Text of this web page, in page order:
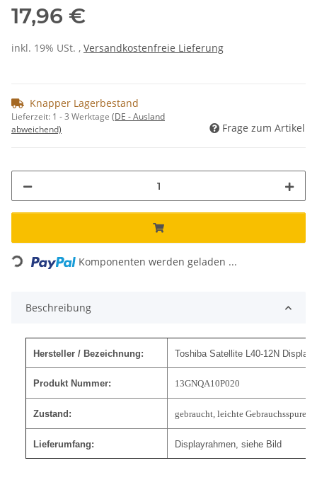
17,96 €
inkl. 19% USt. , Versandkostenfreie Lieferung
Knapper Lagerbestand
Lieferzeit: 1 - 3 Werktage (DE - Ausland
abweichend)
Frage zum Artikel
Loading... Komponenten werden geladen ...
Beschreibung
Hersteller / Bezeichnung: Toshiba Satellite L40-12N
Produkt Nummer: 13GNQA10P020
Zustand: gebraucht, leichte
Lieferumfang: Displayrahmen, siehe Bild